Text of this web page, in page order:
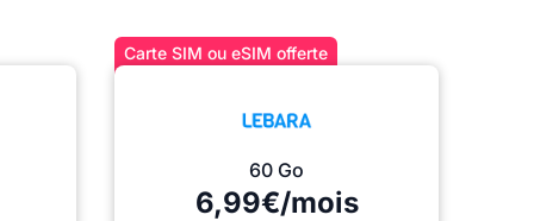
Carte SIM ou eSIM offerte
60 Go
6,99€/mois